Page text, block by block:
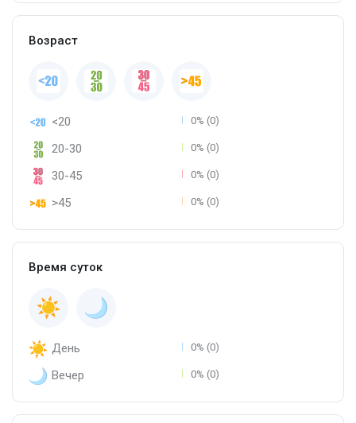
Возраст
<20 0% (0)
20-30 0% (0)
30-45 0% (0)
>45 0% (0)
Время суток
День 0% (0)
Вечер 0% (0)